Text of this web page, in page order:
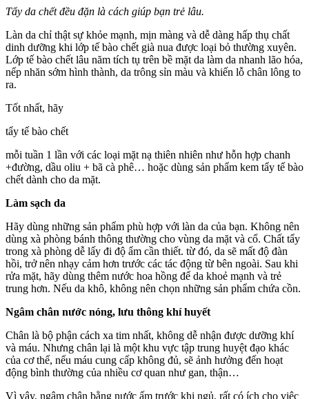
Tẩy da chết đều đặn là cách giúp bạn trẻ lâu.
Làn da chỉ thật sự khỏe mạnh, mịn màng và dễ dàng hấp thụ chất
dinh dưỡng khi lớp tế bào chết già nua được loại bỏ thường xuyên.
Lớp tế bào chết lâu năm tích tụ trên bề mặt da làm da nhanh lão hóa,
nếp nhăn sớm hình thành, da trông sỉn màu và khiến lỗ chân lông to
ra.
Tốt nhất, hãy
tẩy tế bào chết
mỗi tuần 1 lần với các loại mặt nạ thiên nhiên như hỗn hợp chanh
+đường, dầu oliu + bã cà phê… hoặc dùng sản phẩm kem tẩy tế bào
chết dành cho da mặt.
Làm sạch da
Hãy dùng những sản phẩm phù hợp với làn da của bạn. Không nên
dùng xà phòng bánh thông thường cho vùng da mặt và cổ. Chất tẩy
trong xà phòng dễ lấy đi độ ẩm cần thiết. từ đó, da sẽ mất độ đàn
hồi, trở nên nhạy cảm hơn trước các tác động từ bên ngoài. Sau khi
rửa mặt, hãy dùng thêm nước hoa hồng để da khoẻ mạnh và trẻ
trung hơn. Nếu da khô, không nên chọn những sản phẩm chứa cồn.
Ngâm chân nước nóng, lưu thông khí huyết
Chân là bộ phận cách xa tim nhất, không dễ nhận được dưỡng khí
và máu. Nhưng chân lại là một khu vực tập trung huyệt đạo khác
của cơ thể, nếu máu cung cấp không đủ, sẽ ảnh hưởng đến hoạt
động bình thường của nhiều cơ quan như gan, thận…
Vì vậy, ngâm chân bằng nước ấm trước khi ngủ, rất có ích cho việc